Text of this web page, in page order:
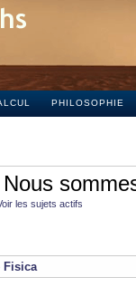
PHILOSOPHIE
Nous
les sujets actifs
Fisica